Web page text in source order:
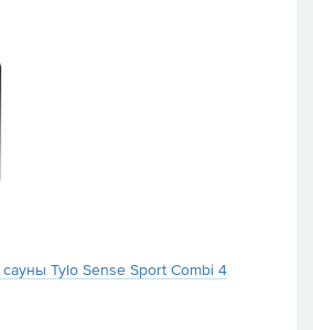
Tylo Sense Sport Combi 4